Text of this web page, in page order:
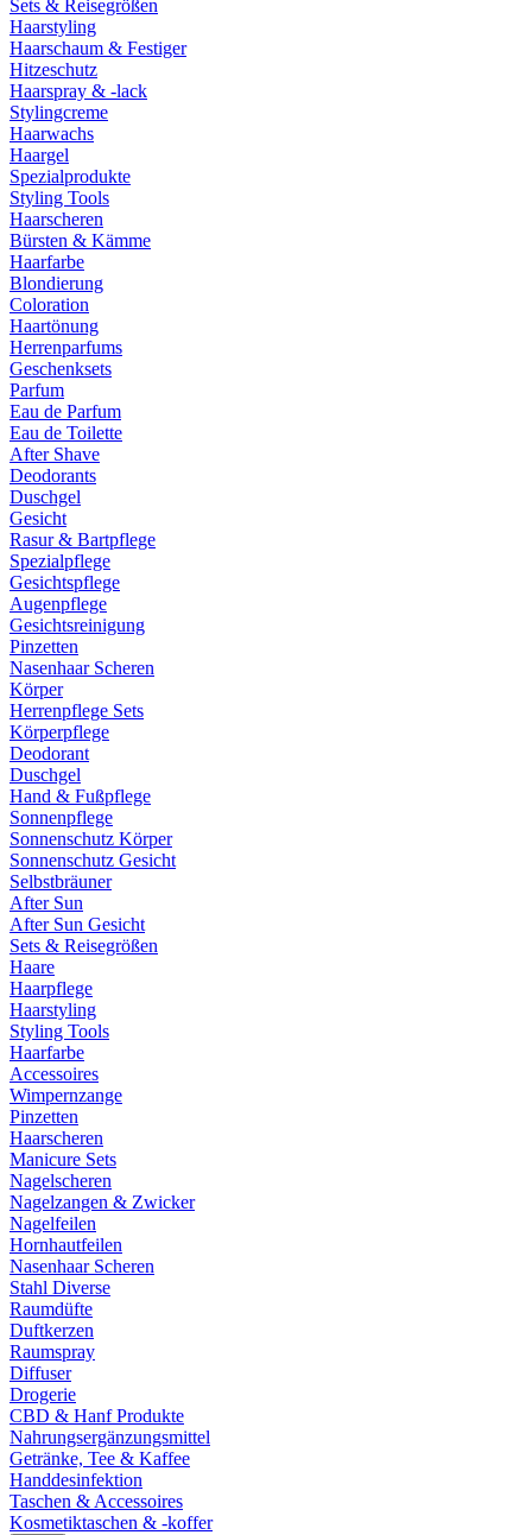
Sets & Reisegrößen
Haarstyling
Haarschaum & Festiger
Hitzeschutz
Haarspray & -lack
Stylingcreme
Haarwachs
Haargel
Spezialprodukte
Styling Tools
Haarscheren
Bürsten & Kämme
Haarfarbe
Blondierung
Coloration
Haartönung
Herrenparfums
Geschenksets
Parfum
Eau de Parfum
Eau de Toilette
After Shave
Deodorants
Duschgel
Gesicht
Rasur & Bartpflege
Spezialpflege
Gesichtspflege
Augenpflege
Gesichtsreinigung
Pinzetten
Nasenhaar Scheren
Körper
Herrenpflege Sets
Körperpflege
Deodorant
Duschgel
Hand & Fußpflege
Sonnenpflege
Sonnenschutz Körper
Sonnenschutz Gesicht
Selbstbräuner
After Sun
After Sun Gesicht
Sets & Reisegrößen
Haare
Haarpflege
Haarstyling
Styling Tools
Haarfarbe
Accessoires
Wimpernzange
Pinzetten
Haarscheren
Manicure Sets
Nagelscheren
Nagelzangen & Zwicker
Nagelfeilen
Hornhautfeilen
Nasenhaar Scheren
Stahl Diverse
Raumdüfte
Duftkerzen
Raumspray
Diffuser
Drogerie
CBD & Hanf Produkte
Nahrungsergänzungsmittel
Getränke, Tee & Kaffee
Handdesinfektion
Taschen & Accessoires
Kosmetiktaschen & -koffer